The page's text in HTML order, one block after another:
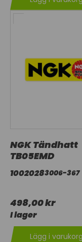
NGK Tändhatt
TB05EMD
10020283006-367
498,00 kr
I lager
Lägg i varukorg